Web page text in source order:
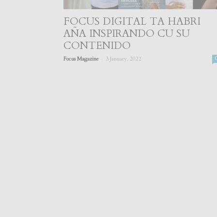
FOCUS DIGITAL TA HABRI
AÑA INSPIRANDO CU SU
CONTENIDO
Focus Magazine 3 January, 2022 0